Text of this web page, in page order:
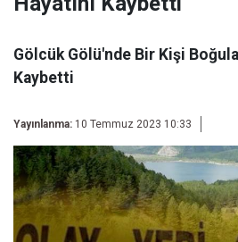
Gölcük Gölü'nde Bir Kişi
Kaybetti
Yayınlanma: 10 Temmuz 2023 10:33